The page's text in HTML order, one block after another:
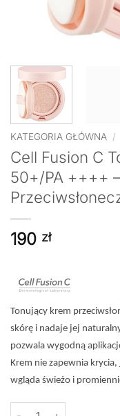
KATEGORIA GŁÓWNA /
Cell Fusion C
50+/PA ++++
190 zł
Tonujący krem
skórę i nadaje jej
pozwala wygodną
Krem nie zapewnia
wgląda świeżo i
ilość Cell Fusion C